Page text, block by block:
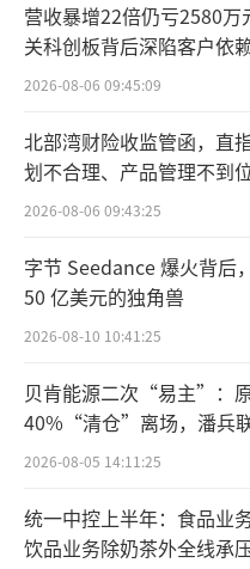
务，近期还在与
洽。“市场在变，你
“威士忌的消费
在干邑销量不好，不
做客情引流。”广东
相比干邑占绝对
威士忌发展更为成
近中国台湾的地缘
便受台商带动有威士
更是在单一麦芽风潮
平分秋色的发展态势
营收暴增22倍仍亏2580万
关科创板背后深陷客户依
困局
2026-08-06 09:45:09
北部湾财险收监管函，直
划不合理、产品管理不到
点”
2026-08-06 09:43:25
字节 Seedance 爆火背后
50 亿美元的独角兽
2026-08-10 10:41:25
贝肯能源二次“易主”：
40%“清仓”离场，潘兵
宏科百世拟入主
2026-08-05 14:11:25
统一中控上半年：食品业
饮品业务除奶茶外全线承